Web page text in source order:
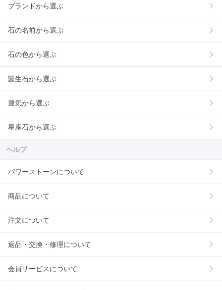
ブランドから選ぶ
石の名前から選ぶ
石の色から選ぶ
誕生石から選ぶ
運気から選ぶ
星座石から選ぶ
ヘルプ
パワーストーンについて
商品について
注文について
返品・交換・修理について
会員サービスについて